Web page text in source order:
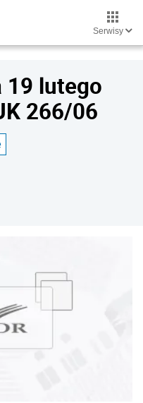
Serwisy
19 lutego
266/06